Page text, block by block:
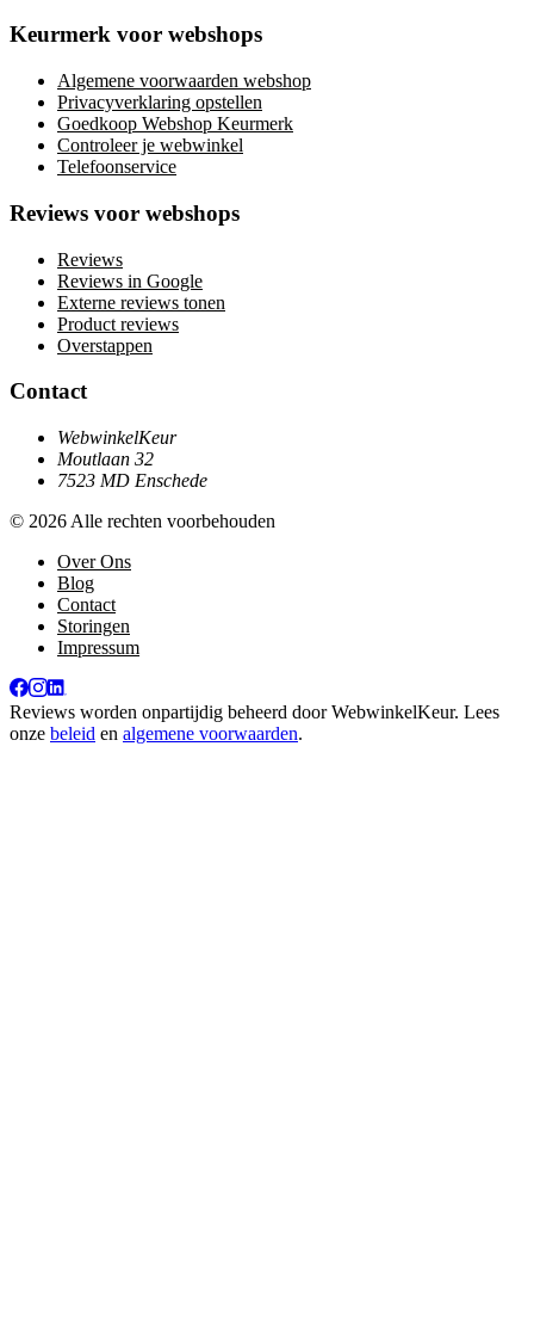
Keurmerk voor webshops
Algemene voorwaarden webshop
Privacyverklaring opstellen
Goedkoop Webshop Keurmerk
Controleer je webwinkel
Telefoonservice
Reviews voor webshops
Reviews
Reviews in Google
Externe reviews tonen
Product reviews
Overstappen
Contact
WebwinkelKeur
Moutlaan 32
7523 MD Enschede
© 2026 Alle rechten voorbehouden
Over Ons
Blog
Contact
Storingen
Impressum
Reviews worden onpartijdig beheerd doorWebwinkelKeur. Lees
onze beleid en algemene voorwaarden.